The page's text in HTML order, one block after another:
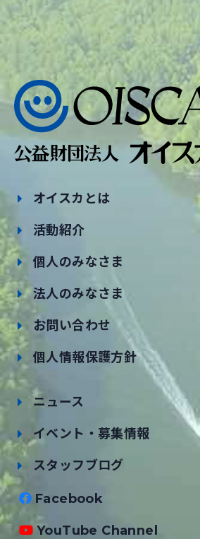
オイスカとは
活動紹介
個人のみなさま
法人のみなさま
お問い合わせ
個人情報保護方針
ニュース
イベント・募集情報
スタッフブログ
Facebook
YouTube Channel